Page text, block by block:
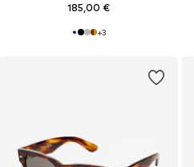
185,00 €
+3